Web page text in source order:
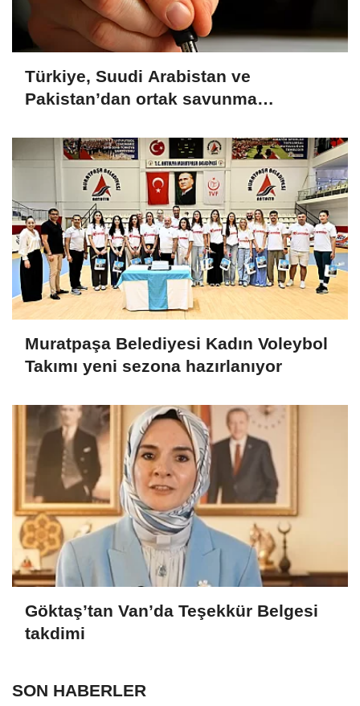
Türkiye, Suudi Arabistan ve
Pakistan’dan ortak savunma
Muratpaşa Belediyesi Kadın Voleybol
Takımı yeni sezona hazırlanıyor
Göktaş’tan Van’da Teşekkür Belgesi
takdimi
SON HABERLER